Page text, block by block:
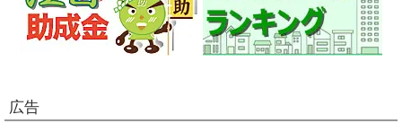
広告